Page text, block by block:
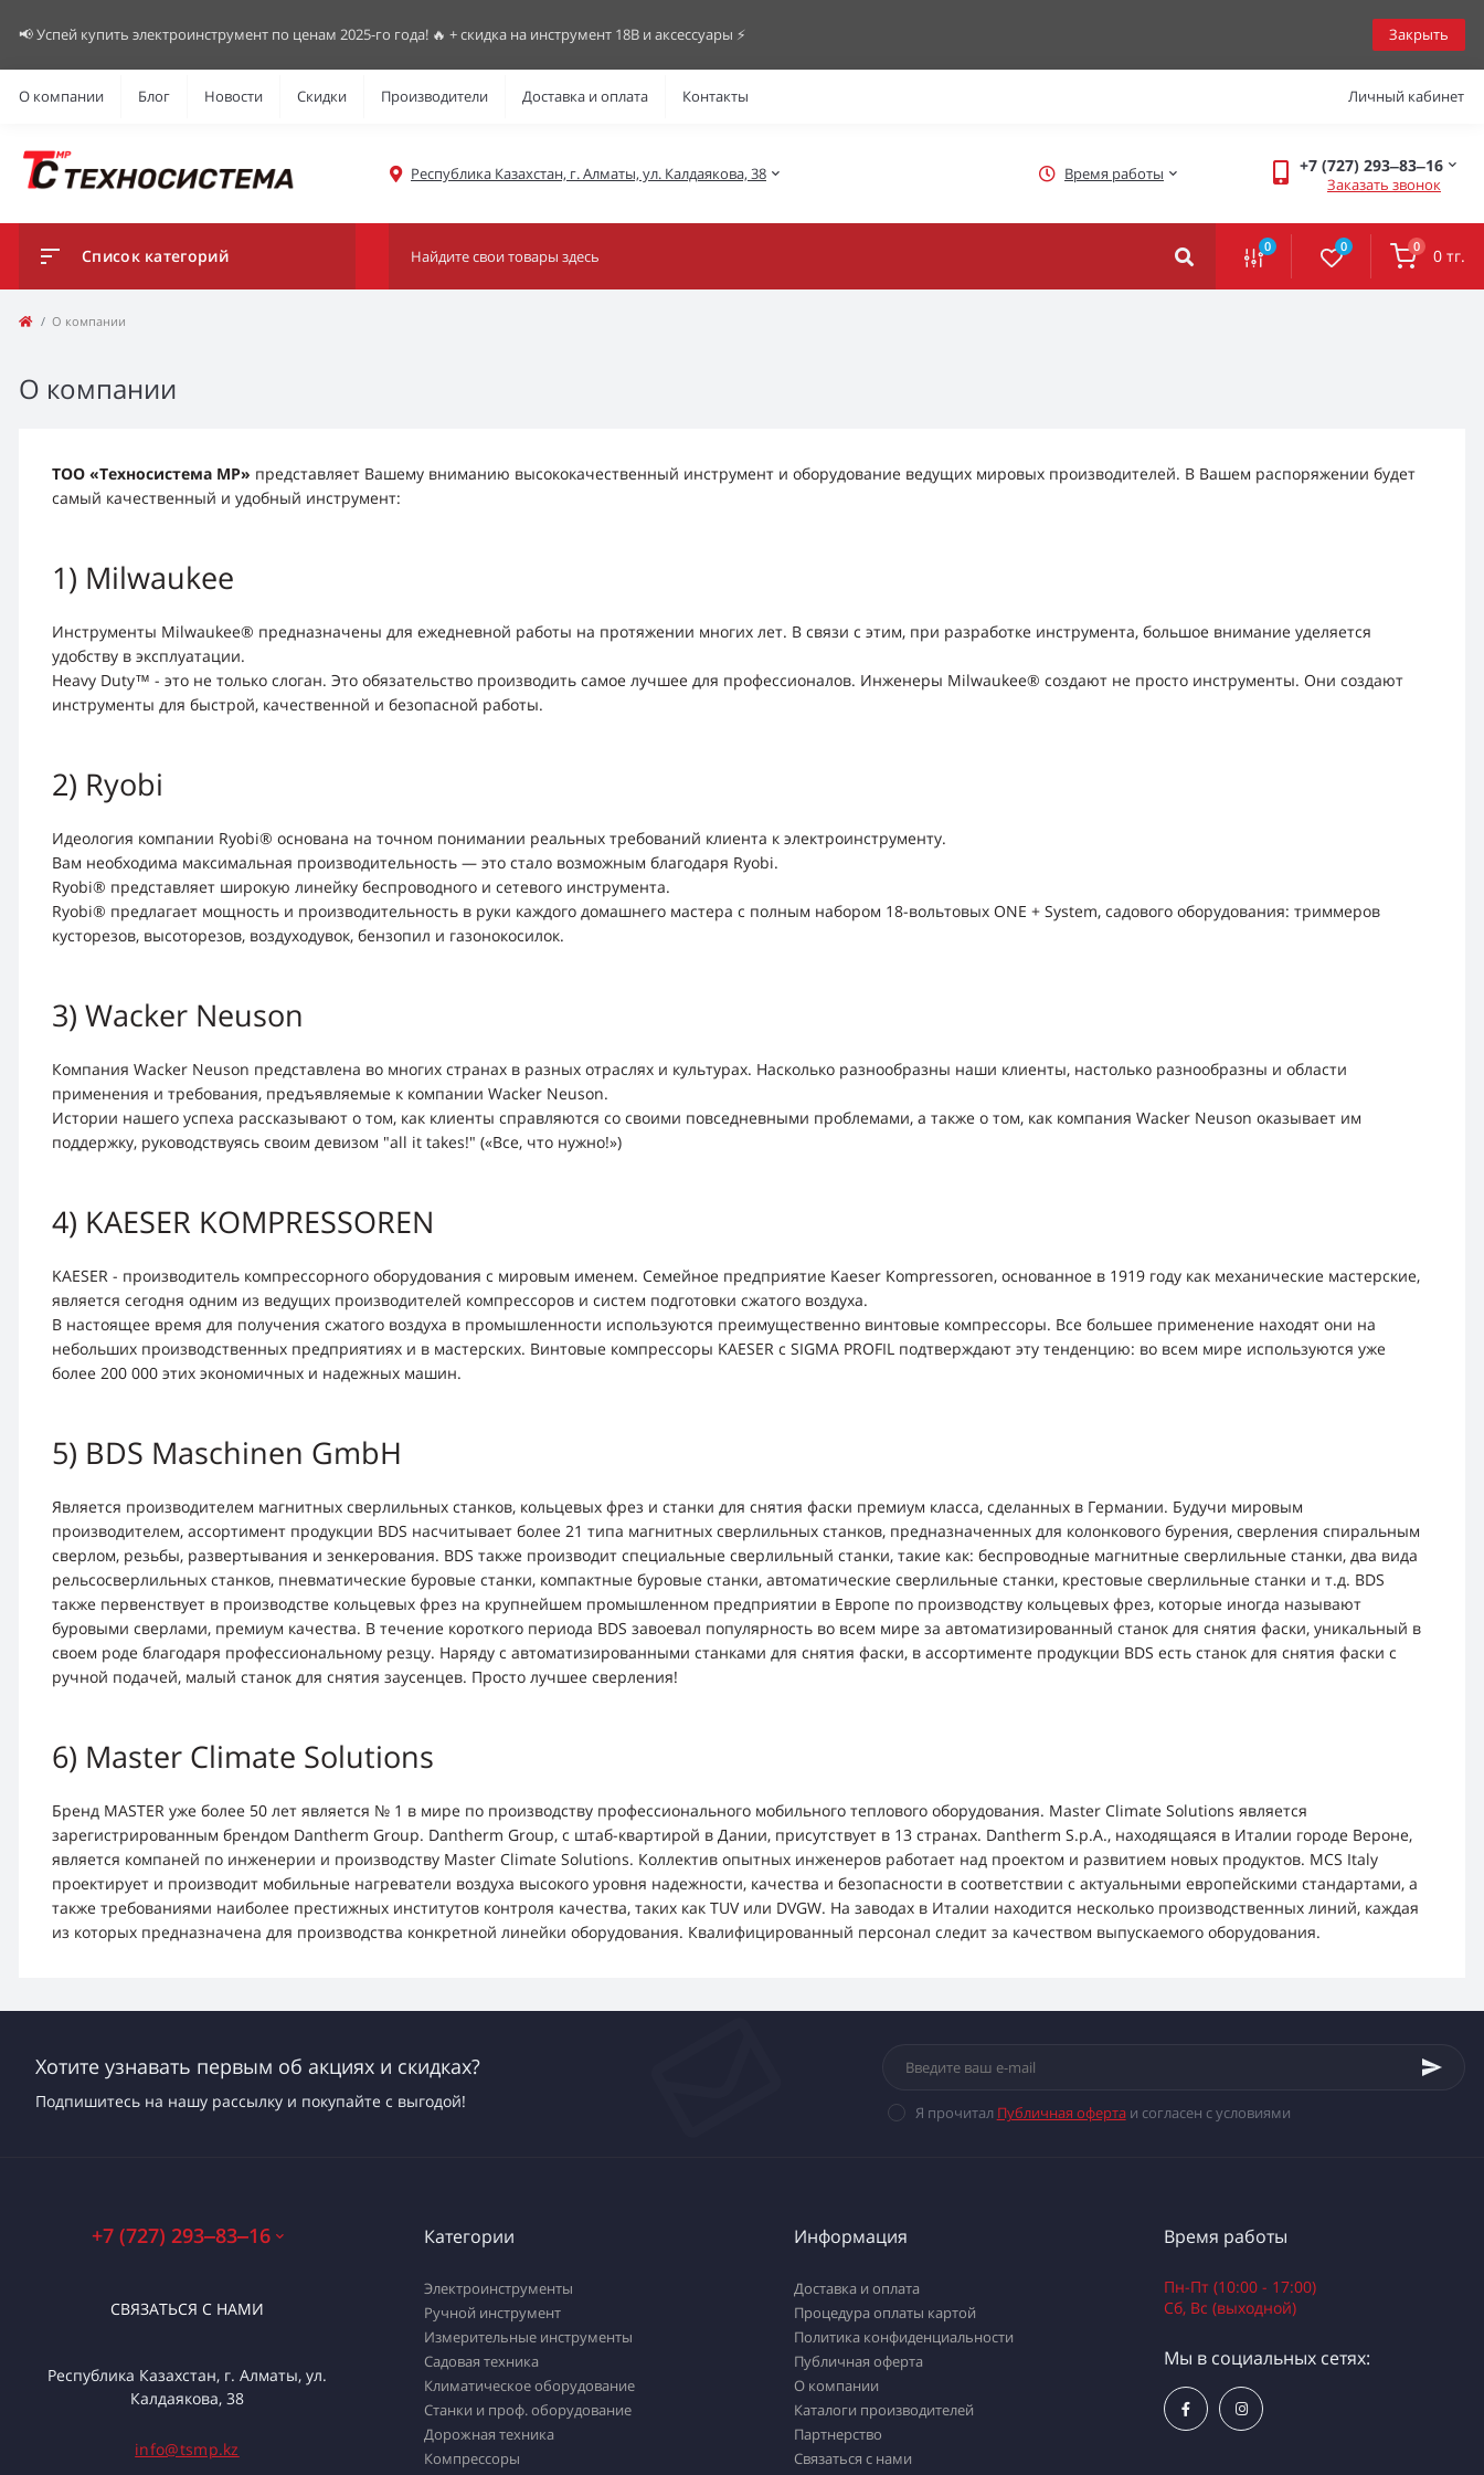
📢 Успей купить электроинструмент по ценам 2025-го года! 🔥 + скидка на инструмент 18В и аксессуары ⚡️ Закрыть
О компании Блог Новости Скидки Производители Доставка и оплата Контакты Личный кабинет
Республика Казахстан, г. Алматы, ул. Калдаякова, 38 Время работы +7 (727) 293‒83‒16
Заказать звонок
Список категорий 0 0 0 0 тг.
О компании
О компании
ТОО «Техносистема МР» представляет Вашему вниманию высококачественный инструмент и оборудование ведущих мировых производителей. В Вашем распоряжении будет
самый качественный и удобный инструмент:
1) Milwaukee
Инструменты Milwaukee® предназначены для ежедневной работы на протяжении многих лет. В связи с этим, при разработке инструмента, большое внимание уделяется
удобству в эксплуатации.
Heavy Duty™ - это не только слоган. Это обязательство производить самое лучшее для профессионалов. Инженеры Milwaukee® создают не просто инструменты. Они создают
инструменты для быстрой, качественной и безопасной работы.
2) Ryobi
Идеология компании Ryobi® основана на точном понимании реальных требований клиента к электроинструменту.
Вам необходима максимальная производительность — это стало возможным благодаря Ryobi.
Ryobi® представляет широкую линейку беспроводного и сетевого инструмента.
Ryobi® предлагает мощность и производительность в руки каждого домашнего мастера с полным набором 18-вольтовых ONE + System, садового оборудования: триммеров
кусторезов, высоторезов, воздуходувок, бензопил и газонокосилок.
3) Wacker Neuson
Компания Wacker Neuson представлена во многих странах в разных отраслях и культурах. Насколько разнообразны наши клиенты, настолько разнообразны и области
применения и требования, предъявляемые к компании Wacker Neuson.
Истории нашего успеха рассказывают о том, как клиенты справляются со своими повседневными проблемами, а также о том, как компания Wacker Neuson оказывает им
поддержку, руководствуясь своим девизом "all it takes!" («Все, что нужно!»)
4) KAESER KOMPRESSOREN
KAESER - производитель компрессорного оборудования с мировым именем. Cемейное предприятие Kaeser Kompressoren, основанное в 1919 году как механические мастерские,
является сегодня одним из ведущих производителей компрессоров и систем подготовки сжатого воздуха.
В настоящее время для получения сжатого воздуха в промышленности используютcя преимущественно винтовые компрессоры. Все большее применение находят они на
небольших производственных предприятиях и в мастерских. Винтовые компрессоры KAESER с SIGMA PROFIL подтверждают эту тенденцию: во всем мире используются уже
более 200 000 этих экономичных и надежных машин.
5) BDS Maschinen GmbH
Является производителем магнитных сверлильных станков, кольцевых фрез и станки для снятия фаски премиум класса, сделанных в Германии. Будучи мировым
производителем, ассортимент продукции BDS насчитывает более 21 типа магнитных сверлильных станков, предназначенных для колонкового бурения, сверления спиральным
сверлом, резьбы, развертывания и зенкерования. BDS также производит специальные сверлильный станки, такие как: беспроводные магнитные сверлильные станки, два вида
рельсосверлильных станков, пневматические буровые станки, компактные буровые станки, автоматические сверлильные станки, крестовые сверлильные станки и т.д. BDS
также первенствует в производстве кольцевых фрез на крупнейшем промышленном предприятии в Европе по производству кольцевых фрез, которые иногда называют
буровыми сверлами, премиум качества. В течение короткого периода BDS завоевал популярность во всем мире за автоматизированный станок для снятия фаски, уникальный в
своем роде благодаря профессиональному резцу. Наряду с автоматизированными станками для снятия фаски, в ассортименте продукции BDS есть станок для снятия фаски с
ручной подачей, малый станок для снятия заусенцев. Просто лучшее сверления!
6) Master Climate Solutions
Бренд MASTER уже более 50 лет является № 1 в мире по производству профессионального мобильного теплового оборудования. Master Climate Solutions является
зарегистрированным брендом Dantherm Group. Dantherm Group, с штаб-квартирой в Дании, присутствует в 13 странах. Dantherm S.p.A., находящаяся в Италии городе Вероне,
является компаней по инженерии и производству Master Climate Solutions. Коллектив опытных инженеров работает над проектом и развитием новых продуктов. MCS Italy
проектирует и производит мобильные нагреватели воздуха высокого уровня надежности, качества и безопасности в соответствии с актуальными европейскими стандартами, а
также требованиями наиболее престижных институтов контроля качества, таких как TUV или DVGW. На заводах в Италии находится несколько производственных линий, каждая
из которых предназначена для производства конкретной линейки оборудования. Квалифицированный персонал следит за качеством выпускаемого оборудования.
Хотите узнавать первым об акциях и скидках?
Подпишитесь на нашу рассылку и покупайте с выгодой!
Я прочитал Публичная офертаи согласен с условиями
+7 (727) 293‒83‒16
СВЯЗАТЬСЯ С НАМИ
Республика Казахстан, г. Алматы, ул.
Калдаякова, 38
info@tsmp.kz
Категории
Электроинструменты
Ручной инструмент
Измерительные инструменты
Садовая техника
Климатическое оборудование
Станки и проф. оборудование
Дорожная техника
Компрессоры
Информация
Доставка и оплата
Процедура оплаты картой
Политика конфиденциальности
Публичная оферта
О компании
Каталоги производителей
Партнерство
Связаться с нами
Время работы
Пн-Пт (10:00 - 17:00)
Сб, Вс (выходной)
Мы в социальных сетях: